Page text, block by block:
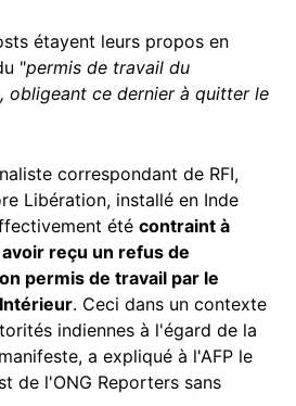
étayent leurs propos en
"permis de travail du
obligeant ce dernier à quitter le
correspondant de RFI,
Libération, installé en Inde
été contraint à
reçu un refus de
permis de travail par le
. Ceci dans un contexte
indiennes à l'égard de la
a expliqué à l'AFP le
de l'ONG Reporters sans